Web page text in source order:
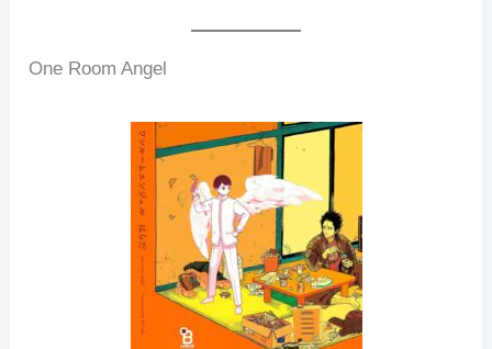
One Room Angel